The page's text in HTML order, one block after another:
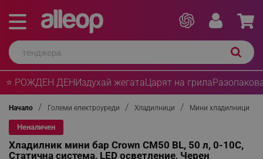
⭐ РОЖДЕН ДЕНИздухай жегатаЦарят на грила
Начало Големи електроуреди Хладилници Мини хладилници
Неналичен
Хладилник мини бар Crown CM50 BL, 50 л, 0-10C,
Статична система, LED осветление, Черен